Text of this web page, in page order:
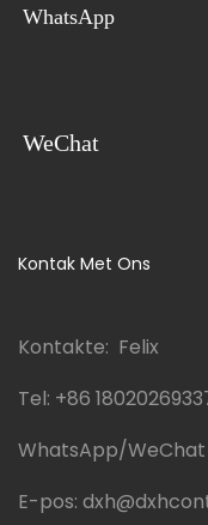
WhatsApp
WeChat
Kontak Met Ons
Kontakte: Felix
Tel: +86
WhatsApp/WeChat
E-pos: